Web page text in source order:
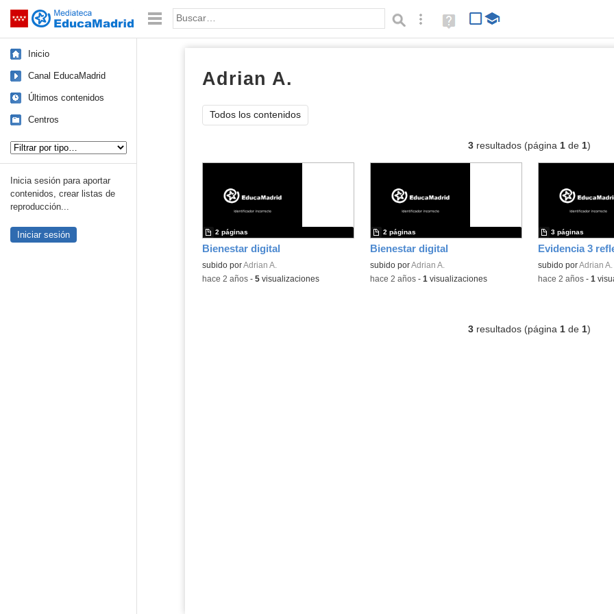
Saltar navegación Palabra o frase: Búsqueda avanzada
Ayuda
(en
Inicio
Canal EducaMadrid
Últimos contenidos
Centros
Inicia sesión para aportar
contenidos, crear listas de
reproducción...
Iniciar sesión
Adrian A.
Todos los contenidos
3resultados (página 1de 1)
Bienestar digital
subido porAdrian A.
2 páginas
-hace 2 años- 5visualizaciones
Bienestar digital
subido porAdrian A.
2 páginas
-hace 2 años- 1 visualizaciones
subido porAdrian A.
3 páginas
-hace 2 años- 1
3resultados (página 1de 1)